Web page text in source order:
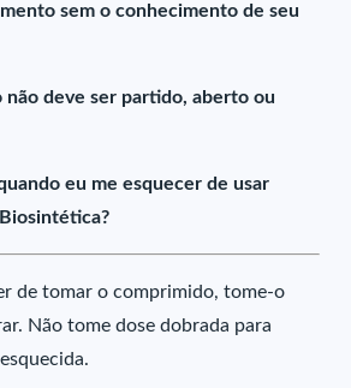
sem o conhecimento de seu
não deve ser partido, aberto ou
eu me esquecer de usar
de tomar o comprimido, tome-o
Não tome dose dobrada para